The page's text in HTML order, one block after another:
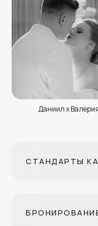
Даниил х Валерия
СТАНДАРТЫ